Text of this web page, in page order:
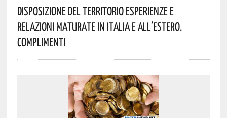
Disposizione Del Territorio Esperienze E
Relazioni Maturate In Italia E All’estero.
Complimenti